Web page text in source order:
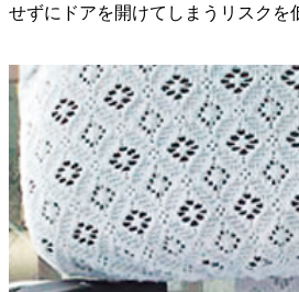
せずにドアを開けてしまうリスクを